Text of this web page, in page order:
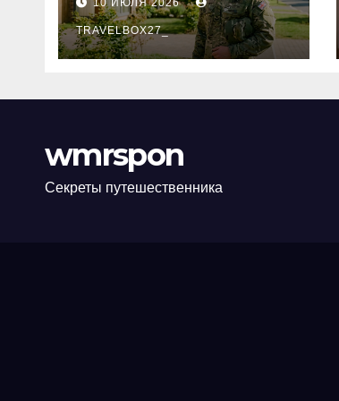
программе НИС и
перечень
аккредитованных
10 ИЮЛЯ 2026
TRAVELBOX27_
wmrspon
Секреты путешественника